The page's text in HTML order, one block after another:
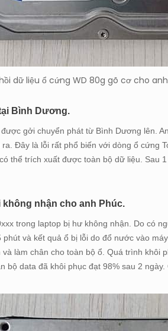
dữ liệu ổ cứng WD 80g gõ cơ cho
Bình Dương.
gởi chuyển phát từ Bình Dương lên.
Đây là lỗi rất phổ biến với dòng ổ cứng
thể trích xuất được toàn bộ dữ liệu. Sau
nhận cho anh Phúc.
trong laptop bị hư không nhận. Do có
và kết quả ổ bị lỗi do đổ nước vào
làm chân cho toàn bộ ổ. Quá trình khôi
bộ data đã khôi phục đạt 98% sau 2